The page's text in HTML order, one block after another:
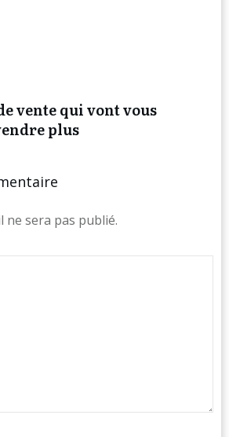
vente qui vont vous
plus
ne sera pas publié.